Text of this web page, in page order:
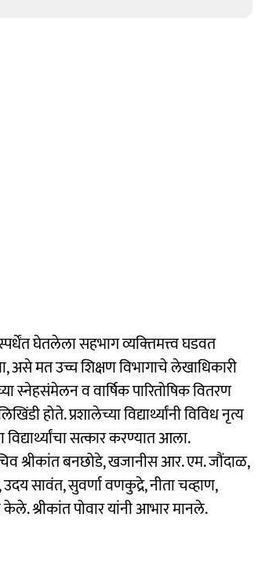
घेतलेला सहभाग व्‍यक्‍तिमत्त्‍व घडवत
असे मत उच्च शिक्षण विभागाचे लेखाधिकारी
स्नेहसंमेलन व वार्षिक पारितोषिक वितरण
होते. प्रशालेच्या विद्यार्थ्यांनी विविध नृत्य
सत्कार करण्यात आला.
श्रीकांत बनछोडे, खजानीस आर. एम. जौंदाळ,
सावंत, सुवर्णा वणकुद्रे, नीता चव्हाण,
श्रीकांत पोवार यांनी आभार मानले.